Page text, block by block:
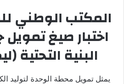
المكتب الوطني
اختبار صيغ
البنية
يمثل تمويل محطة الوحدة لتوليد